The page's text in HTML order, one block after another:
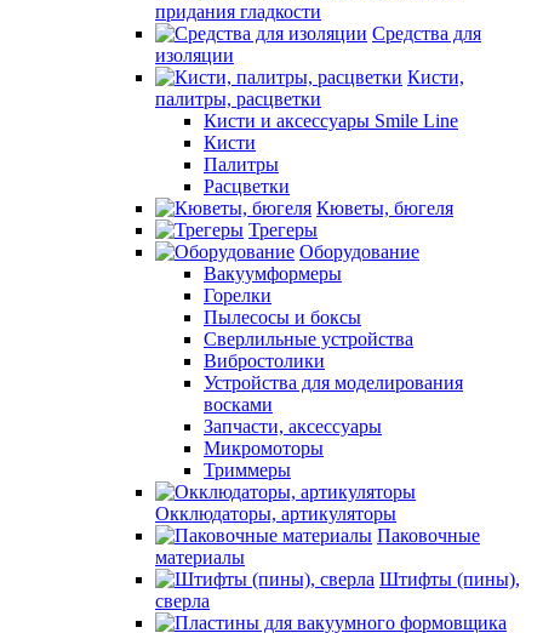
придания гладкости
Средства для
изоляции
Кисти,
палитры, расцветки
Кисти и аксессуары Smile Line
Кисти
Палитры
Расцветки
Кюветы, бюгеля
Трегеры
Оборудование
Вакуумформеры
Горелки
Пылесосы и боксы
Сверлильные устройства
Вибростолики
Устройства для моделирования
восками
Запчасти, аксессуары
Микромоторы
Триммеры
Окклюдаторы, артикуляторы
Паковочные
материалы
Штифты (пины),
сверла